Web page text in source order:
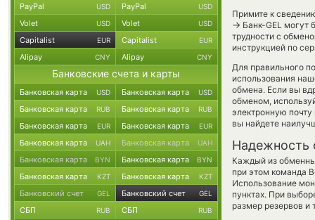
Примите к
→ Банк-GEL могут
трудности с
инструкцией по
Для правильного
использования
обмена. Если вы
обменом,
электронную
вы найдете
Надежность
Каждый из
при этом команда
Использование
пунктах. При
размер резервов и
PayPal USD PayPal USD
Volet USD Volet USD
Capitalist EUR Capitalist EUR
Alipay CNY Alipay CNY
Банковские счета и карты
Банковская карта USD Банковская карта USD
Банковская карта RUB Банковская карта RUB
Банковская карта EUR Банковская карта EUR
Банковская карта UAH Банковская карта UAH
Банковская карта BYN Банковская карта BYN
Банковская карта KZT Банковская карта KZT
Банковский счет GEL Банковский счет GEL
СБП RUB СБП RUB